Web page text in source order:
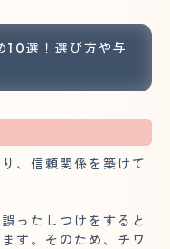
10選！選び方や与
、信頼関係を築けて
ったしつけをすると
す。そのため、チワ